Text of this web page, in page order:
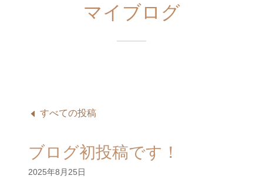
マイブログ
すべての投稿
ブログ初投稿です！
2025年8月25日